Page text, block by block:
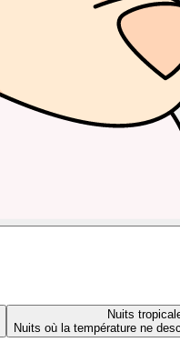
Nuits
Nuits où la température ne